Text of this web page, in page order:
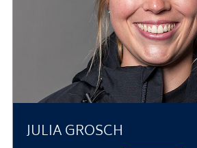
JULIA GROSCH